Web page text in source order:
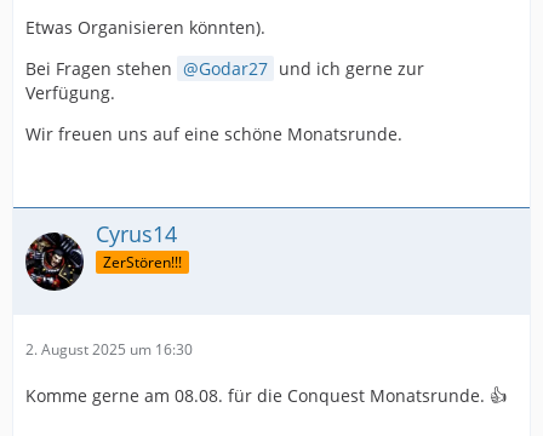
Etwas Organisieren könnten).
Bei Fragen stehen
Godar27 und ich gerne zur
Verfügung.
Wir freuen uns auf eine schöne Monatsrunde.
Cyrus14
ZerStören!!!
2. August 2025 um 16:30
Komme gerne am 08.08. für die Conquest Monatsrunde. 👍